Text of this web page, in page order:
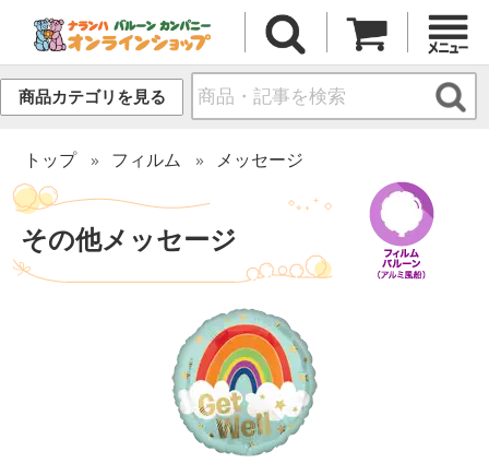
商品カテゴリを見る
トップ フィルム メッセージ
その他メッセージ